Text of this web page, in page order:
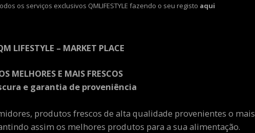
os serviços exclusivos QMLIFESTYLE fazendo o seu registo aqui
LIFESTYLE – MARKET PLACE
MELHORES E MAIS FRESCOS
e garantia de proveniência
produtos frescos de alta qualidade provenientes o mais
assim os melhores produtos para a sua alimentação.